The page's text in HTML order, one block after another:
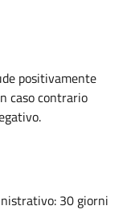
positivamente
caso contrario
30 giorni